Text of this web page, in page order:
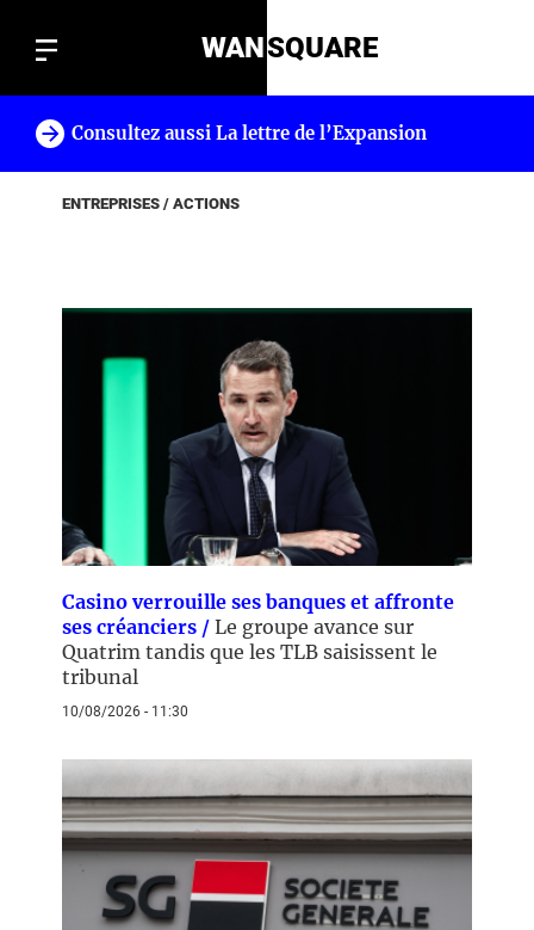
WANSQUARE
Consultez aussi La lettre de l’Expansion
ENTREPRISES / ACTIONS
Casino verrouille ses banques et affronte
ses créanciers / Le groupe avance sur
Quatrim tandis que les TLB saisissent le
tribunal
10/08/2026 - 11:30